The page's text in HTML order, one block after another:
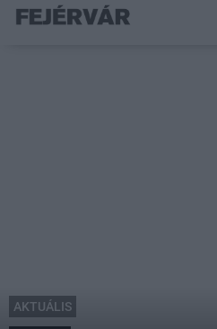
AKTUÁLIS